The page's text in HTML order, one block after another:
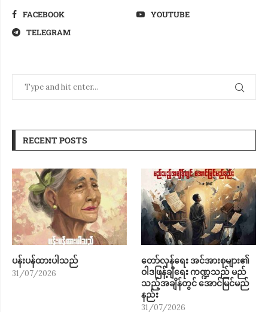
FACEBOOK
YOUTUBE
TELEGRAM
RECENT POSTS
ပန်းပန်ထားပါသည်
31/07/2026
တော်လှန်ရေး အင်အားစုများ၏
ဝါဒဖြန့်ချီရေး ကဏ္ဍသည် မည်
သည့်အချိန်တွင် အောင်မြင်မည်
နည်း
31/07/2026